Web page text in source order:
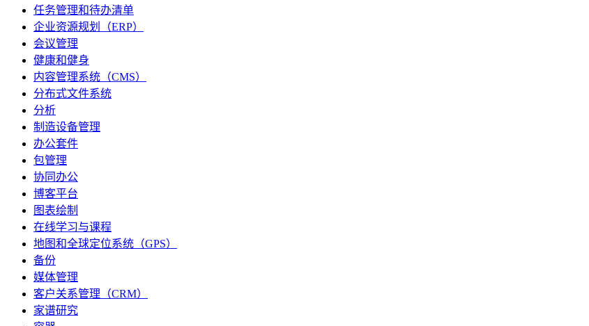
任务管理和待办清单
企业资源规划（ERP）
会议管理
健康和健身
内容管理系统（CMS）
分布式文件系统
分析
制造设备管理
办公套件
包管理
协同办公
博客平台
图表绘制
在线学习与课程
地图和全球定位系统（GPS）
备份
媒体管理
客户关系管理（CRM）
家谱研究